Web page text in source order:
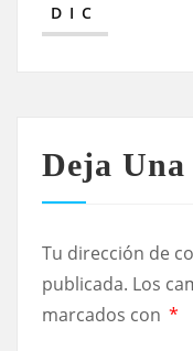
DIC
Deja Una
Tu dirección de
publicada. Los
marcados con *